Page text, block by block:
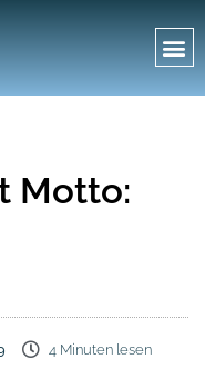
Motto:
4 Minuten lesen